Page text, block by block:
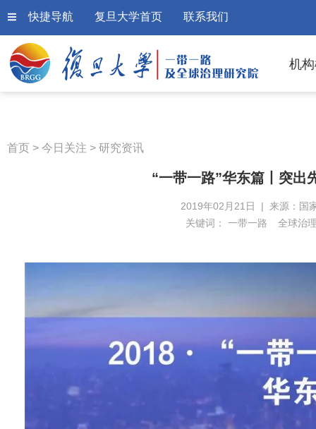
快捷导航 复旦大学首页 联系我们
机
首页 > 今日关注 > 研究资讯
“一带一路”华东篇丨突出
2019年02月21日 | 来源：国
关键词： 一带一路 全球治